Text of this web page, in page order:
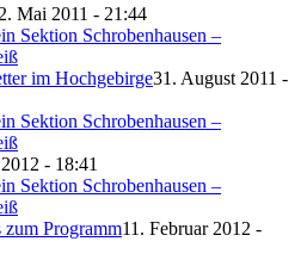
Mai 2011 - 21:44
im Hochgebirge31. August 2011 -
- 18:41
zum Programm11. Februar 2012 -